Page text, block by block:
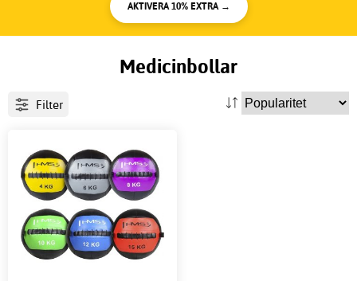
AKTIVERA 10% EXTRA →
Medicinbollar
Filter